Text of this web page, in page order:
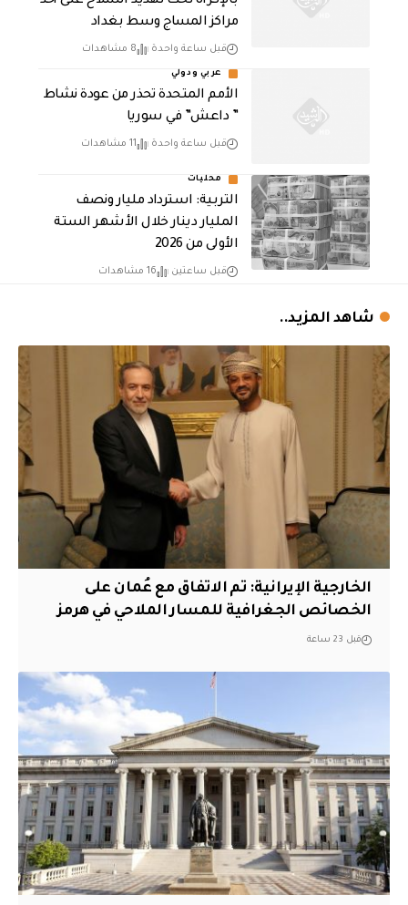
مراكز المساج وسط بغداد
قبل ساعة واحدة 8 مشاهدات
عربي ودولي
الأمم المتحدة تحذر من عودة نشاط
” داعش” في سوريا
قبل ساعة واحدة 11 مشاهدات
محليات
التربية: استرداد مليار ونصف
المليار دينار خلال الأشهر الستة
الأولى من 2026
قبل ساعتين 16 مشاهدات
شاهد المزيد..
‏الخارجية الإيرانية: تم الاتفاق مع عُمان على
الخصائص الجغرافية للمسار الملاحي في هرمز
قبل 23 ساعة